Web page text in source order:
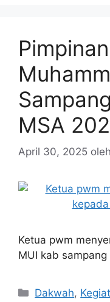
MSA
April 30, 2025 oleh
Ketua pwm
MUI kab sampang
Kategori
Dakwah,